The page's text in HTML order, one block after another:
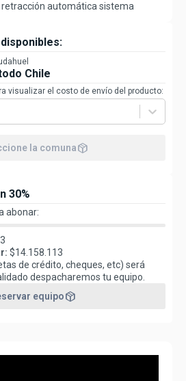
retracción automática sistema
Chile
visualizar el costo de envío del producto:
la comunapackage_2
30%
abonar:
$14.158.113
de crédito, cheques, etc) será
despacharemos tu equipo.
equipopackage_2